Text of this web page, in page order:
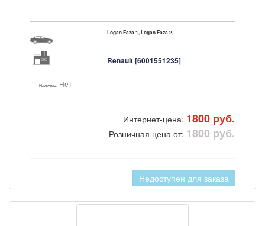
Logan Faza 1, Logan Faza 2,
Renault [6001551235]
Наличие: Нет
Интернет-цена: 1800 руб.
Розничная цена от: 1800 руб.
Недоступен для заказа